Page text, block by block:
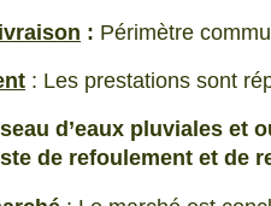
: Périmètre
: Les prestations sont
d’eaux pluviales et
de refoulement et de